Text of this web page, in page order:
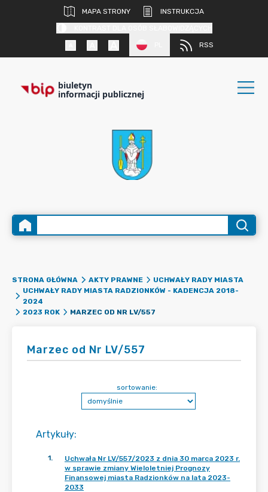
MAPA STRONY
INSTRUKCJA
RSS
biuletyn
informacji publicznej
STRONA GŁÓWNA AKTY PRAWNE
UCHWAŁY RADY MIASTA
UCHWAŁY RADY MIASTA RADZIONKÓW - KADENCJA 2018-
2024
2023 ROK
MARZEC OD NR LV/557
Marzec od Nr LV/557
Artykuły:
sortowanie:
1.
Uchwała Nr LV/557/2023 z dnia 30 marca 2023 r.
w sprawie zmiany Wieloletniej Prognozy
Finansowej miasta Radzionków na lata 2023-
2033